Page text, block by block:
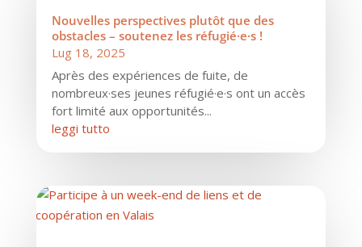
Nouvelles perspectives plutôt que des
obstacles – soutenez les réfugié·e·s !
Lug 18, 2025
Après des expériences de fuite, de
nombreux·ses jeunes réfugié·e·s ont un accès
fort limité aux opportunités...
leggi tutto